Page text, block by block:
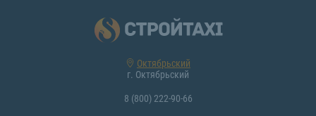
Октябрьский
г. Октябрьский
8 (800) 222-90-66